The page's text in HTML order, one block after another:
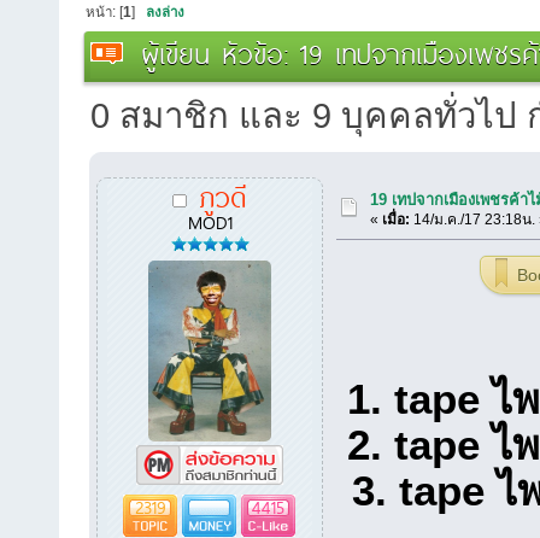
หน้า: [1] ลงล่าง
ผู้เขียน หัวข้อ: 19 เทปจากเมืองเพช
0 สมาชิก และ 9 บุคคลทั่วไป
ภูวดี
MOD1
2319
4415
19 เทปจากเมืองเพชรค้า
« เมื่อ: 14/ม.ค./17 23:18น.
1. tape ไ
2. tape ไ
3. tape ไ